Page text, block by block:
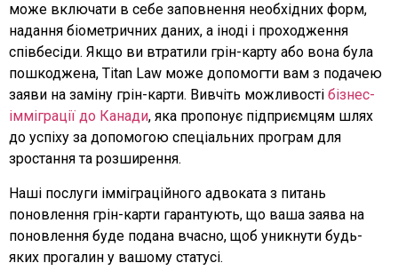
може включати в себе заповнення необхідних форм,
надання біометричних даних, а іноді і проходження
співбесіди. Якщо ви втратили грін-карту або вона була
пошкоджена, Titan Law може допомогти вам з подачею
заяви на заміну грін-карти. Вивчіть можливості бізнес-
імміграції до Канади, яка пропонує підприємцям шлях
до успіху за допомогою спеціальних програм для
зростання та розширення.
Наші послуги імміграційного адвоката з питань
поновлення грін-карти гарантують, що ваша заява на
поновлення буде подана вчасно, щоб уникнути будь-
яких прогалин у вашому статусі.